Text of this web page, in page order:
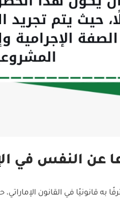
عن النفس في
به قانونيًا في القانون